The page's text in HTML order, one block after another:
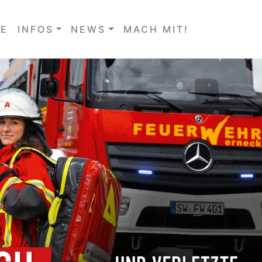
INFOS NEWS MACH MIT!